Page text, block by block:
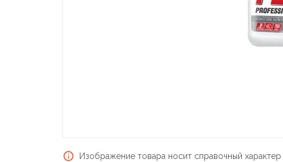
Изображение товара носит справочный